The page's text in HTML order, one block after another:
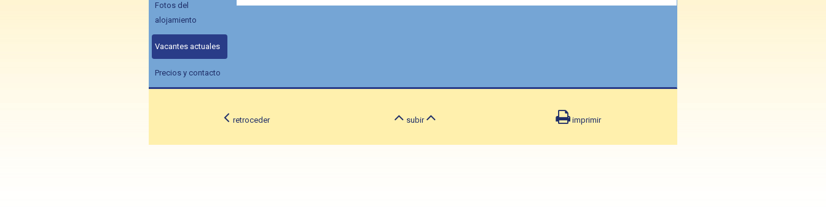
Fotos del
alojamiento
Vacantes actuales
Precios y contacto
retroceder subir imprimir